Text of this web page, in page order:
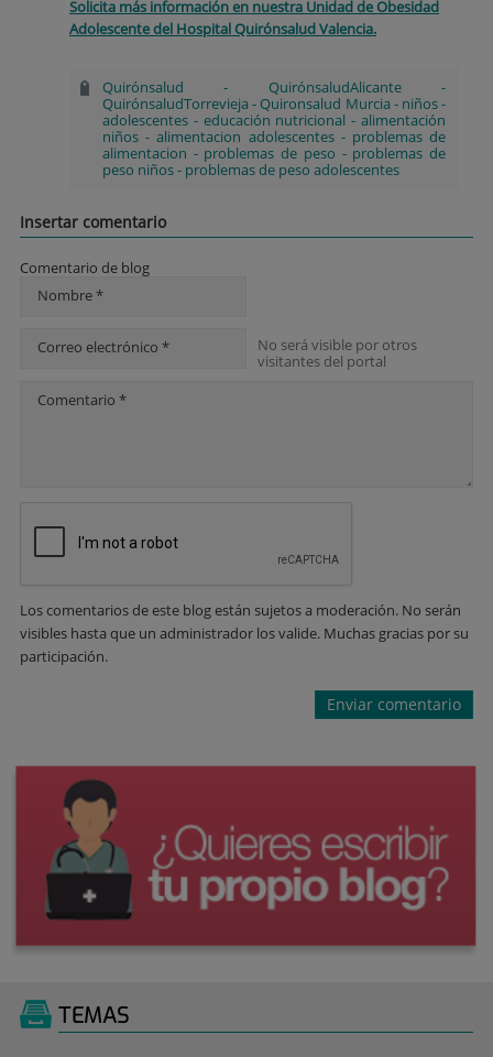
Solicita más información en nuestra Unidad de Obesidad
Adolescente del Hospital Quirónsalud Valencia.
Quirónsalud - QuirónsaludAlicante-
QuirónsaludTorrevieja -Quironsalud Murcia - niños-
adolescentes - educación nutricional -alimentación
niños -alimentacion adolescentes- problemas de
alimentacion - problemas de peso - problemas de
peso niños- problemas de peso adolescentes
Insertar comentario
Comentario de blog
Nombre *
Correo electrónico *
No será visible por otros
visitantes del portal
Comentario *
Los comentarios de este blog están sujetos a moderación. No serán
visibles hasta que un administrador los valide. Muchas gracias por su
participación.
TEMAS